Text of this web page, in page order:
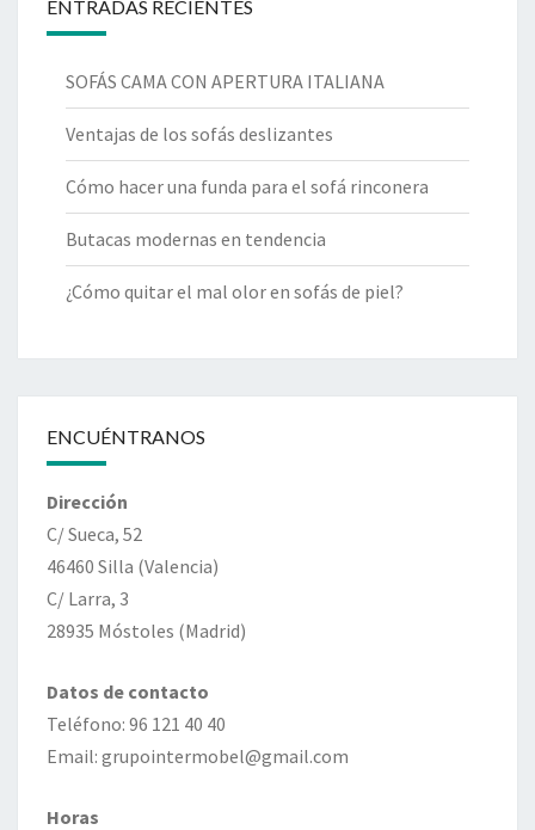
ENTRADAS RECIENTES
SOFÁS CAMA CON APERTURA ITALIANA
Ventajas de los sofás deslizantes
Cómo hacer una funda para el sofá rinconera
Butacas modernas en tendencia
¿Cómo quitar el mal olor en sofás de piel?
ENCUÉNTRANOS
Dirección
C/ Sueca, 52
46460 Silla (Valencia)
C/ Larra, 3
28935 Móstoles (Madrid)
Datos de contacto
Teléfono: 96 121 40 40
Email: grupointermobel@gmail.com
Horas